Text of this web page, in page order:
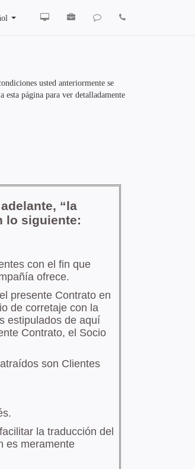
usted anteriormente se
página para ver detalladamente